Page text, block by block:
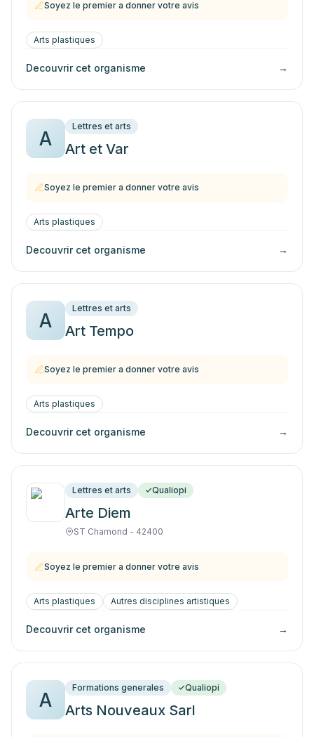
Soyez le premier a donner votre avis
Arts plastiques
Decouvrir cet organisme →
A
Lettres et arts
Art et Var
Soyez le premier a donner votre avis
Arts plastiques
Decouvrir cet organisme →
A
Lettres et arts
Art Tempo
Soyez le premier a donner votre avis
Arts plastiques
Decouvrir cet organisme →
Lettres et arts Qualiopi
Arte Diem
ST Chamond - 42400
Soyez le premier a donner votre avis
Arts plastiques Autres disciplines artistiques
Decouvrir cet organisme →
A
Formations generales Qualiopi
Arts Nouveaux Sarl